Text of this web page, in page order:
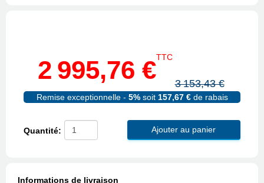
2 995,76 €TTC
3 153,43 €
Remise exceptionnelle - 5%soit 157,67 €de rabais
Quantité: Ajouter au panier
Informations de livraison